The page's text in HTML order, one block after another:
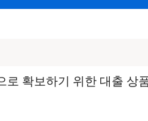
확보하기 위한 대출